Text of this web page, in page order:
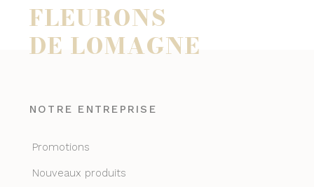
FLEURONS
DE LOMAGNE
NOTRE ENTREPRISE
Promotions
Nouveaux produits